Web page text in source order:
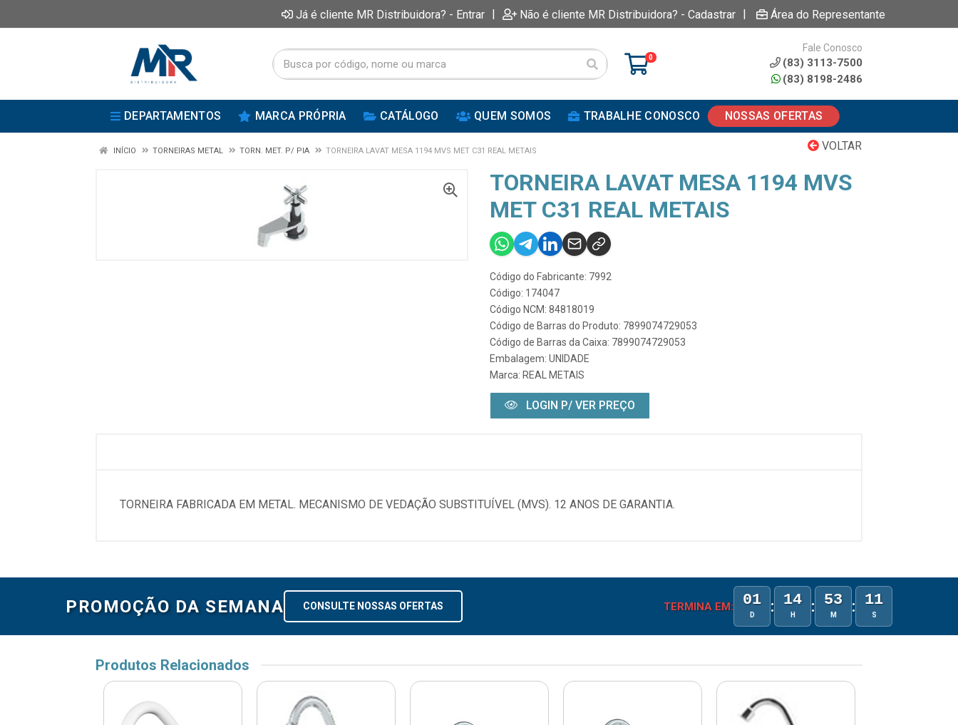
Já é cliente MR Distribuidora? - Entrar | Não é cliente MR Distribuidora? - Cadastrar | Área do Representante
0
Fale Conosco
(83) 3113-7500
(83) 8198-2486
DEPARTAMENTOS MARCA PRÓPRIA CATÁLOGO QUEM SOMOS TRABALHE CONOSCO NOSSAS OFERTAS
VOLTAR
INÍCIO TORNEIRAS METAL TORN. MET. P/ PIA TORNEIRA LAVAT MESA 1194 MVS MET C31 REAL METAIS
TORNEIRA LAVAT MESA 1194 MVS
MET C31 REAL METAIS
Código do Fabricante: 7992
Código: 174047
Código NCM: 84818019
Código de Barras do Produto: 7899074729053
Código de Barras da Caixa: 7899074729053
Embalagem: UNIDADE
Marca: REAL METAIS
LOGIN P/ VER PREÇO
TORNEIRA FABRICADA EM METAL. MECANISMO DE VEDAÇÃO SUBSTITUÍVEL (MVS). 12 ANOS DE GARANTIA.
PROMOÇÃO DA SEMANA CONSULTE NOSSAS OFERTAS TERMINA EM: 01
D : 14
H : 53
M : 11
S
Produtos Relacionados